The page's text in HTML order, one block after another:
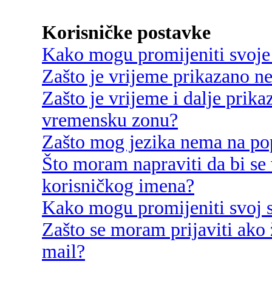
Korisničke postavke
Kako mogu promijeniti svoje
Zašto je vrijeme prikazano
Zašto je vrijeme i dalje
vremensku zonu?
Zašto mog jezika nema na
Što moram napraviti da bi
korisničkog imena?
Kako mogu promijeniti svoj
Zašto se moram prijaviti
mail?